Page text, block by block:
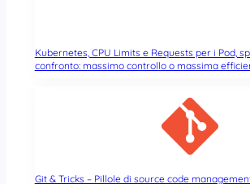
Kubernetes, CPU Limits e Requests per i Pod,
confronto: massimo controllo o massima
Git & Tricks – Pillole di source code